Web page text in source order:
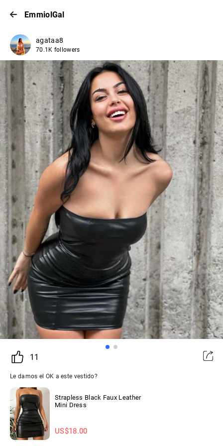
EmmiolGal
agataa8
70.1K followers
11
Le damos el OK a este vestido?
Strapless Black Faux Leather
Mini Dress
US$18.00